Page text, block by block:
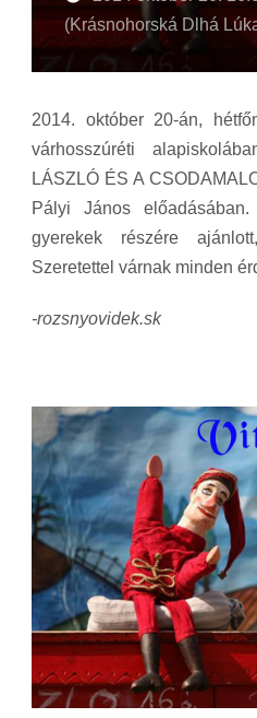
(Krásnohorská Dlhá
2014. október 20-án,
várhosszúréti
LÁSZLÓ ÉS A
Pályi János
gyerekek részére
Szeretettel várnak minden
-rozsnyovidek.sk